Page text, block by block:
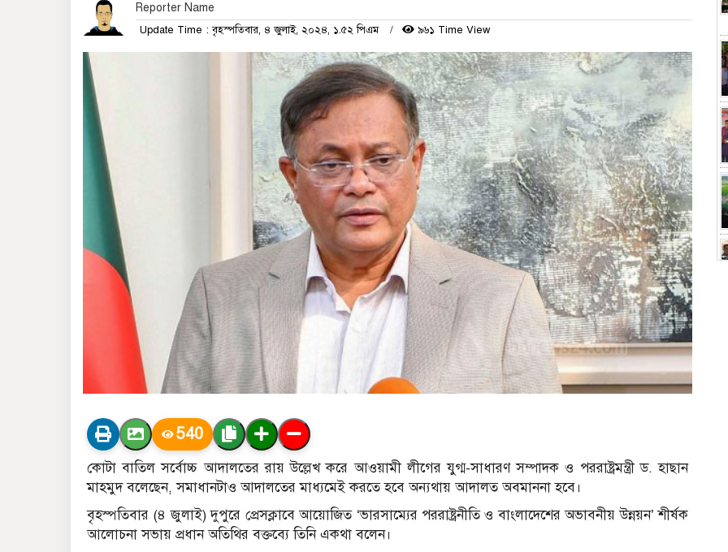
Reporter Name
Update Time : বৃহস্পতিবার, ৪ জুলাই, ২০২৪, ১.৫২ পিএম ৯৬১ Time View
540
কোটা বাতিল সর্বোচ্চ আদালতের রায় উল্লেখ করে আওয়ামী লীগের যুগ্ম-সাধারণ সম্পাদক ও পররাষ্ট্রমন্ত্রী ড. হাছান
মাহমুদ বলেছেন, সমাধানটাও আদালতের মাধ্যমেই করতে হবে অন্যথায় আদালত অবমাননা হবে।
বৃহস্পতিবার (৪ জুলাই) দুপুরে প্রেসক্লাবে আয়োজিত ‘ভারসাম্যের পররাষ্ট্রনীতি ও বাংলাদেশের অভাবনীয় উন্নয়ন’ শীর্ষক
আলোচনা সভায় প্রধান অতিথির বক্তব্যে তিনি একথা বলেন।